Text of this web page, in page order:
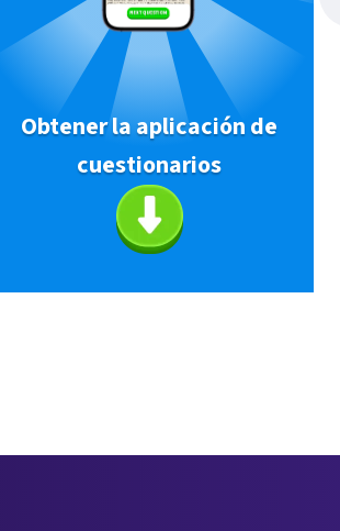
Obtener la aplicación de
cuestionarios